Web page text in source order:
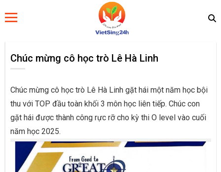
Chúc mừng cô học trò Lê Hà Linh
Chúc mừng cô học trò Lê Hà Linh gặt hái một năm học bội
thu với TOP đầu toàn khối 3 môn học liên tiếp. Chúc con
gặt hái được thành công rực rỡ cho kỳ thi O level vào cuối
năm học 2025.